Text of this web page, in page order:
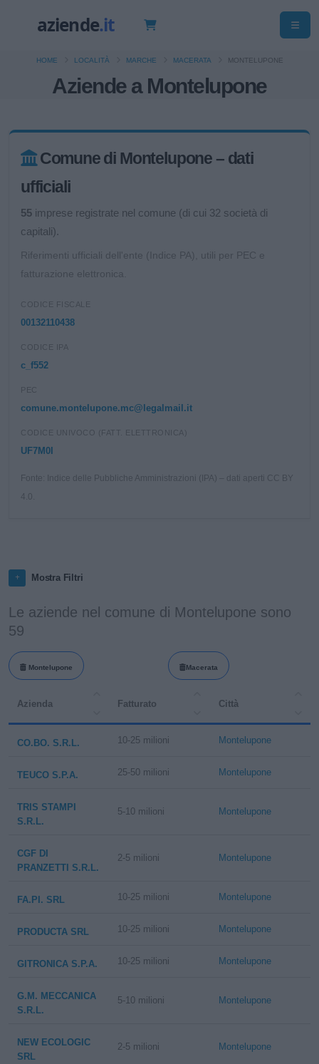
Aziende a Montelupone
HOME LOCALITÀ MARCHE MACERATA MONTELUPONE
Comune di Montelupone – dati
ufficiali
55 imprese registrate nel comune (di cui 32 società di
capitali).
Riferimenti ufficiali dell'ente (Indice PA), utili per PEC e
fatturazione elettronica.
CODICE FISCALE
00132110438
CODICE IPA
c_f552
PEC
comune.montelupone.mc@legalmail.it
CODICE UNIVOCO (FATT. ELETTRONICA)
UF7M0I
Fonte: Indice delle Pubbliche Amministrazioni (IPA) – dati aperti CC BY
Mostra Filtri
Le aziende nel comune di Montelupone sono
59
Montelupone Macerata
Azienda Fatturato Città
CO.BO. S.R.L. 10-25 milioni Montelupone
TEUCO S.P.A. 25-50 milioni Montelupone
TRIS STAMPI
S.R.L.
5-10 milioni Montelupone
CGF DI
PRANZETTI S.R.L.
2-5 milioni Montelupone
FA.PI. SRL 10-25 milioni Montelupone
PRODUCTA SRL 10-25 milioni Montelupone
GITRONICA S.P.A. 10-25 milioni Montelupone
G.M. MECCANICA
S.R.L.
5-10 milioni Montelupone
NEW ECOLOGIC
SRL
2-5 milioni Montelupone